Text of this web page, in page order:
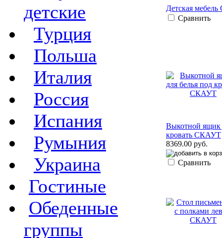
детские
Турция
Польша
Италия
Россия
Испания
Румыния
Украина
Гостиные
Обеденные
группы
Детская
Сравнить
Выкотной ящик
кровать СКАУТ
8369.00 руб.
Сравнить